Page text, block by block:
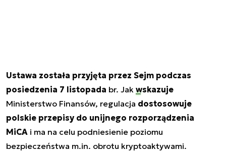
Ustawa została przyjęta przez Sejm podczas
posiedzenia 7 listopada br. Jak wskazuje
Ministerstwo Finansów, regulacja dostosowuje
polskie przepisy do unijnego rozporządzenia
MiCA i ma na celu podniesienie poziomu
bezpieczeństwa m.in. obrotu kryptoaktywami.